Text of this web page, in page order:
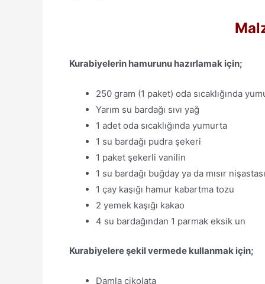
Kurabiyelerin hamurunu hazırlamak için;
250 gram (1 paket) oda sıcaklığında
Yarım su bardağı sıvı yağ
1 adet oda sıcaklığında yumurta
1 su bardağı pudra şekeri
1 paket şekerli vanilin
1 su bardağı buğday ya da mısır nişastası
1 çay kaşığı hamur kabartma tozu
2 yemek kaşığı kakao
4 su bardağından 1 parmak eksik un
Kurabiyelere şekil vermede kullanmak için;
Damla çikolata